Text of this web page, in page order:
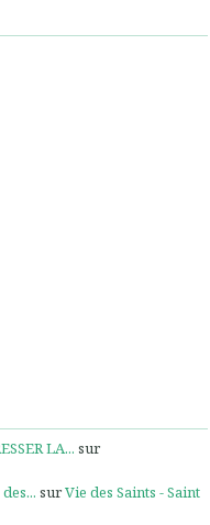
LA... sur
surVie des Saints - Saint